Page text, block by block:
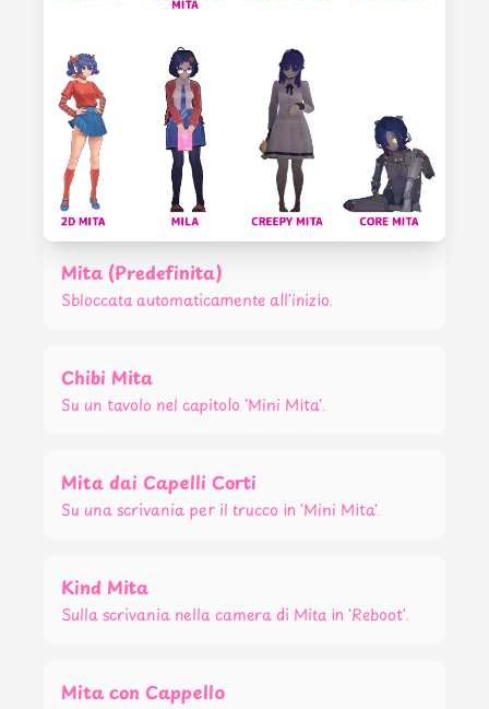
Mita (Predefinita)
Sbloccata automaticamente all'inizio.
Chibi Mita
Su un tavolo nel capitolo 'Mini Mita'.
Mita dai Capelli Corti
Su una scrivania per il trucco in 'Mini Mita'.
Kind Mita
Sulla scrivania nella camera di Mita in 'Reboot'.
Mita con Cappello